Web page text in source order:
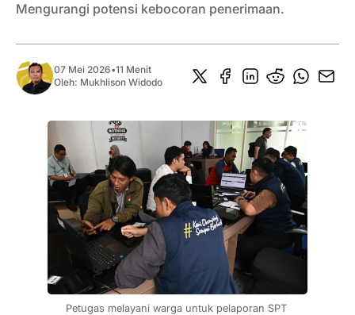
Mengurangi potensi kebocoran penerimaan.
07 Mei 2026•11 Menit
Oleh: Mukhlison Widodo
Petugas melayani warga untuk pelaporan SPT